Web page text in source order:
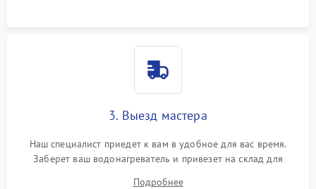
3. Выезд мастера
Наш специалист приедет к вам в удобное для вас время.
Заберет ваш водонагреватель и привезет на склад для
Подробнее